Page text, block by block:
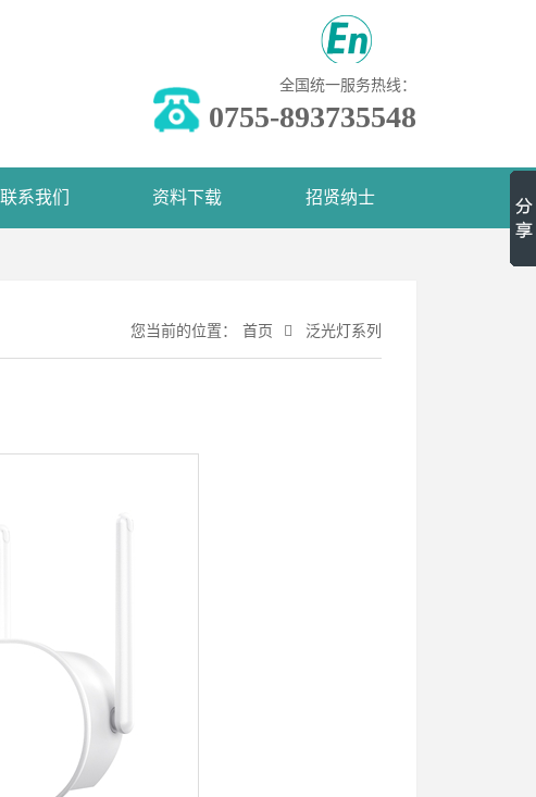
全国统一服务热线：
0755-893735548
联系我们 资料下载 招贤纳士
您当前的位置： 首页 泛光灯系列